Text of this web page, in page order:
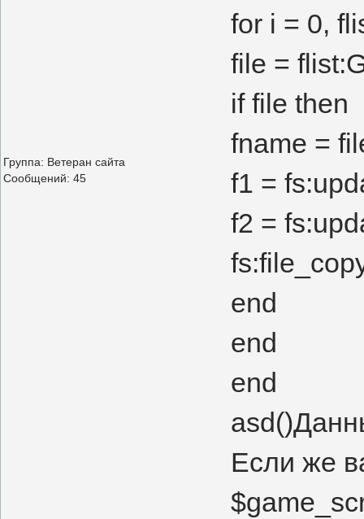
Группа: Ветеран сайта
Сообщений: 45
for i = 0,
file =
if file then
fname =
f1 =
f2 =
end
end
end
Если же